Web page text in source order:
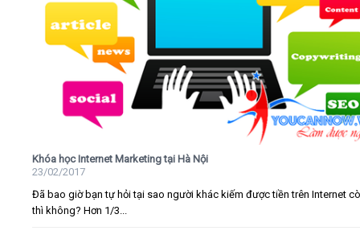
Khóa học Internet Marketing tại Hà Nội
23/02/2017
Đã bao giờ bạn tự hỏi tại sao người khác kiếm được tiền trên Internet
thì không? Hơn 1/3...